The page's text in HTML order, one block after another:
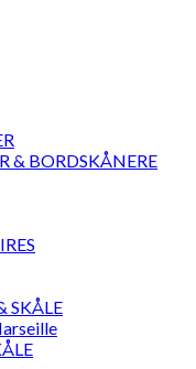
& BORDSKÅNERE
SKÅLE